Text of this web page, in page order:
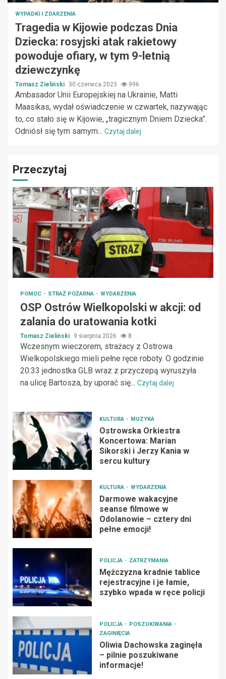
WYPADKI I ZDARZENIA
Tragedia w Kijowie podczas Dnia
Dziecka: rosyjski atak rakietowy
powoduje ofiary, w tym 9-letnią
dziewczynkę
Tomasz Zieliński 30 czerwca 2023 996
Ambasador Unii Europejskiej na Ukrainie, Matti
Maasikas, wydał oświadczenie w czwartek, nazywając
to, co stało się w Kijowie, „tragicznym Dniem Dziecka”.
Odniósł się tym samym... Czytaj dalej
Przeczytaj
POMOC STRAŻ POŻARNA WYDARZENIA
OSP Ostrów Wielkopolski w akcji: od
zalania do uratowania kotki
Tomasz Zieliński 9 sierpnia 2026 8
Wczesnym wieczorem, strażacy z Ostrowa
Wielkopolskiego mieli pełne ręce roboty. O godzinie
20:33 jednostka GLB wraz z przyczepą wyruszyła
na ulicę Bartosza, by uporać się... Czytaj dalej
KULTURA MUZYKA
Ostrowska Orkiestra
Koncertowa: Marian
Sikorski i Jerzy Kania w
sercu kultury
KULTURA WYDARZENIA
Darmowe wakacyjne
seanse filmowe w
Odolanowie – cztery dni
pełne emocji!
POLICJA ZATRZYMANIA
Mężczyzna kradnie tablice
rejestracyjne i je łamie,
szybko wpada w ręce policji
POLICJA
POSZUKIWANIA
ZAGINIĘCIA
Oliwia Dachowska zaginęła
– pilnie poszukiwane
informacje!